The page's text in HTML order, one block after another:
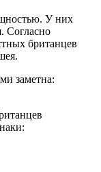
У них
Согласно
британцев
заметна: